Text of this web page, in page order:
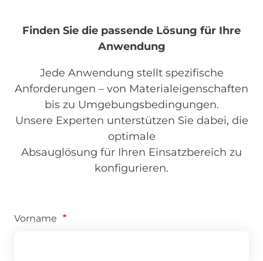
Finden Sie die passende Lösung für Ihre
Anwendung
Jede Anwendung stellt spezifische
Anforderungen – von Materialeigenschaften
bis zu Umgebungsbedingungen.
Unsere Experten unterstützen Sie dabei, die
optimale
Absauglösung für Ihren Einsatzbereich zu
konfigurieren.
Vorname